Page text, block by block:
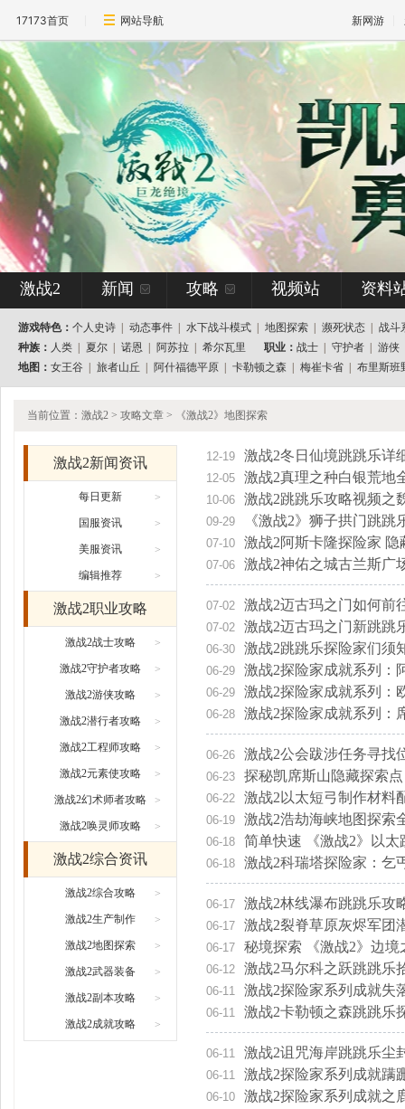
17173首页 网站导航 新网游
激战2 新闻 攻略 视频站 资料
游戏特色： 个人史诗 动态事件 水下战斗模式 地图探索 濒死状态
战斗
种族： 人类 夏尔 诺恩 阿苏拉 希尔瓦里 职业： 战士 守护者
游侠
地图： 女王谷 旅者山丘 阿什福德平原 卡勒顿之森 梅崔卡省 布里斯班
当前位置： 激战2 > 攻略文章 > 《激战2》地图探索
激战2新闻资讯
每日更新
>
国服资讯
>
美服资讯
>
编辑推荐
>
激战2职业攻略
激战2战士攻略
>
激战2守护者攻略
>
激战2游侠攻略
>
激战2潜行者攻略
>
激战2工程师攻略
>
激战2元素使攻略
>
激战2幻术师者攻略
>
激战2唤灵师攻略
>
激战2综合资讯
激战2综合攻略
>
激战2生产制作
>
激战2地图探索
>
激战2武器装备
>
激战2副本攻略
>
激战2成就攻略
>
12-19 激战2冬日仙境跳跳乐
12-05 激战2真理之种白银荒地
10-06 激战2跳跳乐攻略视频之
09-29 《激战2》狮子拱门跳跳
07-10 激战2阿斯卡隆探险家 隐
07-06 激战2神佑之城古兰斯广
07-02 激战2迈古玛之门如何前
07-02 激战2迈古玛之门新跳跳
06-30 激战2跳跳乐探险家们须
06-29 激战2探险家成就系列：
06-29 激战2探险家成就系列：
06-28 激战2探险家成就系列：
06-26 激战2公会跋涉任务寻找
06-23 探秘凯席斯山隐藏探索
06-22 激战2以太短弓制作材料
06-19 激战2浩劫海峡地图探索
06-18 简单快速 《激战2》以太
06-18 激战2科瑞塔探险家：乞
06-17 激战2林线瀑布跳跳乐攻
06-17 激战2裂脊草原灰烬军团
06-17 秘境探索 《激战2》边境
06-12 激战2马尔科之跃跳跳乐
06-11 激战2探险家系列成就失
06-11 激战2卡勒顿之森跳跳乐
06-11 激战2诅咒海岸跳跳乐尘
06-11 激战2探险家系列成就蹒
06-10 激战2探险家系列成就之